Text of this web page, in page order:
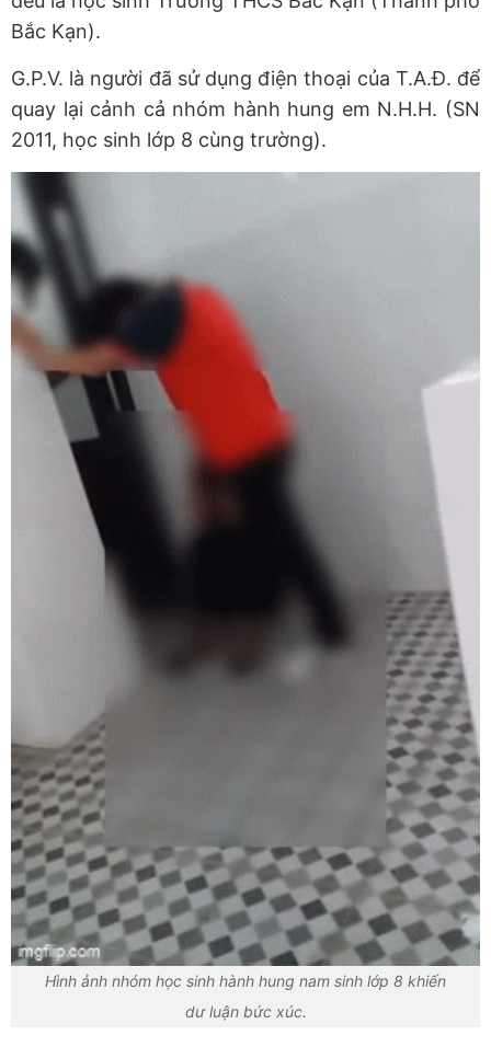
Bắc Kạn).
G.P.V. là người đã sử dụng điện thoại của T.A.Đ. để
quay lại cảnh cả nhóm hành hung em N.H.H. (SN
2011, học sinh lớp 8 cùng trường).
Hình ảnh nhóm học sinh hành hung nam sinh lớp 8 khiến
dư luận bức xúc.